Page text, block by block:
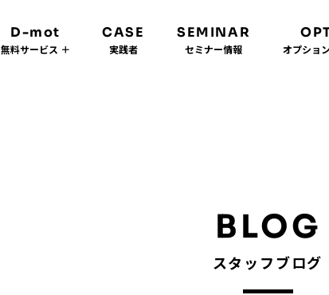
D-mot
無料サービス ＋
CASE
実践者
SEMINAR
セミナー情報 オプショ
BLOG
スタッフブログ